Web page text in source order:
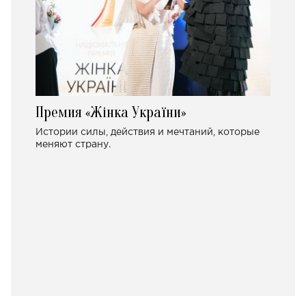
Премия «Жінка України»
Истории силы, действия и мечтаний, которые
меняют страну.